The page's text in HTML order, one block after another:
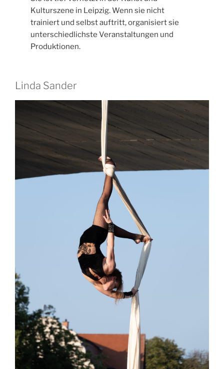
Kulturszene in Leipzig. Wenn sie nicht
trainiert und selbst auftritt, organisiert sie
unterschiedlichste Veranstaltungen und
Produktionen.
Linda Sander